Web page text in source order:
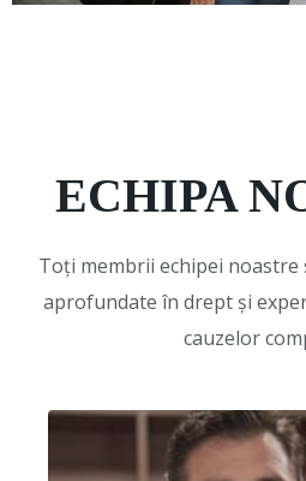
ECHIPA
Toți membrii echipei noastre
aprofundate în drept și
cauzelor